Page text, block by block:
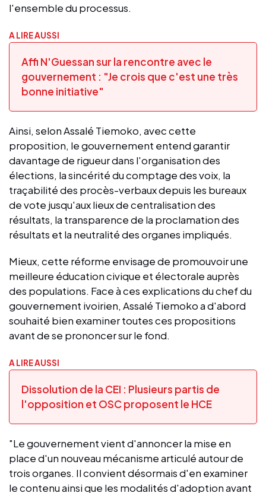
l'ensemble du processus.
A LIRE AUSSI
Affi N'Guessan sur la rencontre avec le
gouvernement : "Je crois que c'est une très
bonne initiative"
Ainsi, selon Assalé Tiemoko, avec cette
proposition, le gouvernement entend garantir
davantage de rigueur dans l'organisation des
élections, la sincérité du comptage des voix, la
traçabilité des procès-verbaux depuis les bureaux
de vote jusqu'aux lieux de centralisation des
résultats, la transparence de la proclamation des
résultats et la neutralité des organes impliqués.
Mieux, cette réforme envisage de promouvoir une
meilleure éducation civique et électorale auprès
des populations. Face à ces explications du chef du
gouvernement ivoirien, Assalé Tiemoko a d'abord
souhaité bien examiner toutes ces propositions
avant de se prononcer sur le fond.
A LIRE AUSSI
Dissolution de la CEI : Plusieurs partis de
l'opposition et OSC proposent le HCE
"Le gouvernement vient d'annoncer la mise en
place d'un nouveau mécanisme articulé autour de
trois organes. Il convient désormais d'en examiner
le contenu ainsi que les modalités d'adoption avant